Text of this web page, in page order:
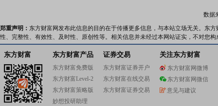
数据
郑重声明： 东方财富网发布此信息的目的在于传播更多信息，与本站立场无关。东
性、完整性、有效性、及时性、原创性等。相关信息并未经过本网站证实，不对您
东方财富 东方财富产品
东方财富免费版
东方财富Level-2
东方财富策略版
妙想投研助理
证券交易
东方财富证券开户
东方财富在线交易
东方财富证券交易
关注东方财富
东方财富网微博
东方财富网微信
意见与建议